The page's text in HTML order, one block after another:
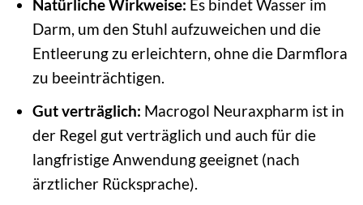
Natürliche Wirkweise: Es bindet Wasser im
Darm, um den Stuhl aufzuweichen und die
Entleerung zu erleichtern, ohne die Darmflora
zu beeinträchtigen.
Gut verträglich: Macrogol Neuraxpharm ist in
der Regel gut verträglich und auch für die
langfristige Anwendung geeignet (nach
ärztlicher Rücksprache).